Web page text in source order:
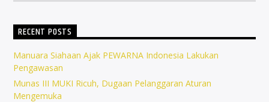
RECENT POSTS
Manuara Siahaan Ajak PEWARNA Indonesia Lakukan
Pengawasan
Munas III MUKI Ricuh, Dugaan Pelanggaran Aturan
Mengemuka